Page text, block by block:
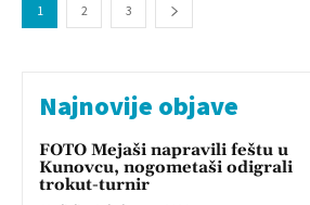
1 2 3
Najnovije objave
FOTO Mejaši napravili feštu u
Kunovcu, nogometaši odigrali
trokut-turnir